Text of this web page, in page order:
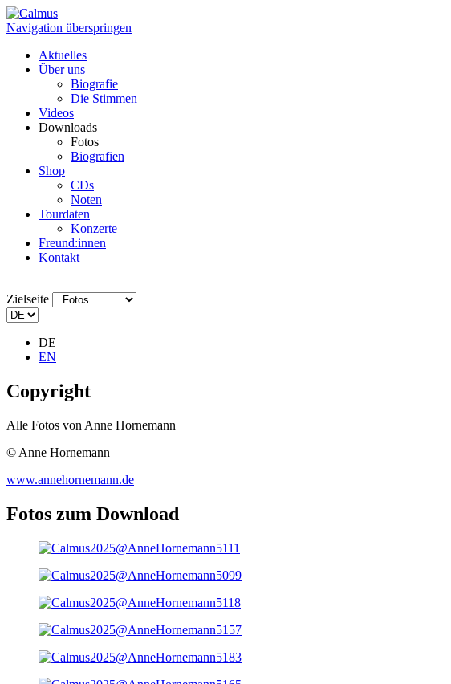
Navigation überspringen
Aktuelles
Über uns
Biografie
Die Stimmen
Videos
Downloads
Fotos
Biografien
Shop
CDs
Noten
Tourdaten
Konzerte
Freund:innen
Kontakt
Zielseite
DE
EN
Copyright
Alle Fotos von Anne Hornemann
© Anne Hornemann
www.annehornemann.de
Fotos zum Download